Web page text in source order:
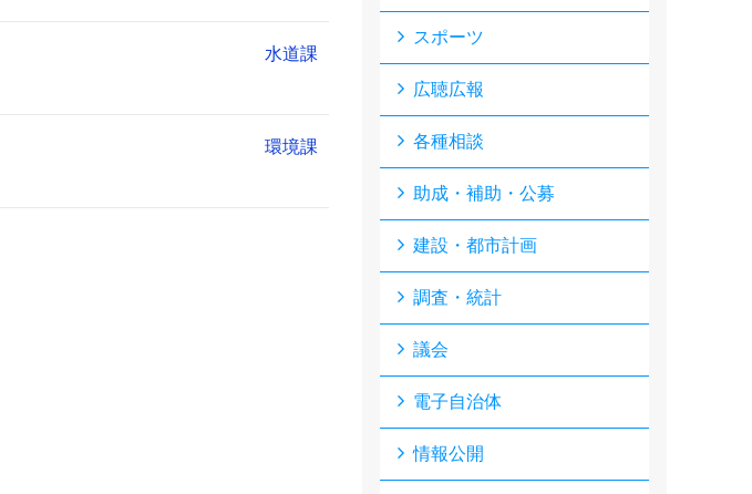
水道課
環境課
スポーツ
広聴広報
各種相談
助成・補助・公募
建設・都市計画
調査・統計
議会
電子自治体
情報公開